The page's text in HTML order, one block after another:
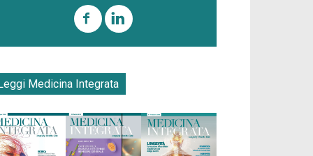
Medicina Integrata